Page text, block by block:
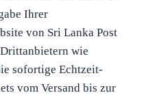
Ihrer
von Sri Lanka Post
wie
sofortige Echtzeit-
vom Versand bis zur